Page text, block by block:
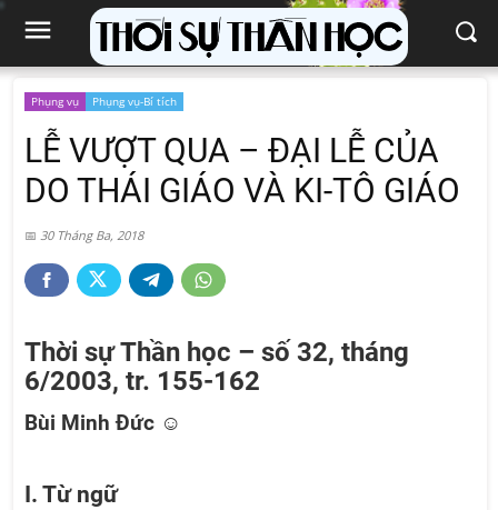
Phụng vụ Phụng vụ-Bí tích
LỄ VƯỢT QUA – ĐẠI LỄ CỦA
DO THÁI GIÁO VÀ KI-TÔ GIÁO
30 Tháng Ba, 2018
Thời sự Thần học – số 32, tháng
6/2003, tr. 155-162
Bùi Minh Đức ☺
I. Từ ngữ